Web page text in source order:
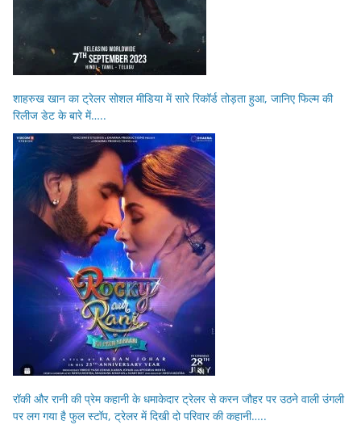
शाहरुख खान का ट्रेलर सोशल मीडिया में सारे रिकॉर्ड तोड़ता हुआ, जानिए फिल्म की
रिलीज डेट के बारे में…..
रॉकी और रानी की प्रेम कहानी के धमाकेदार ट्रेलर से करन जौहर पर उठने वाली उंगली
पर लग गया है फुल स्टॉप, ट्रेलर में दिखी दो परिवार की कहानी…..